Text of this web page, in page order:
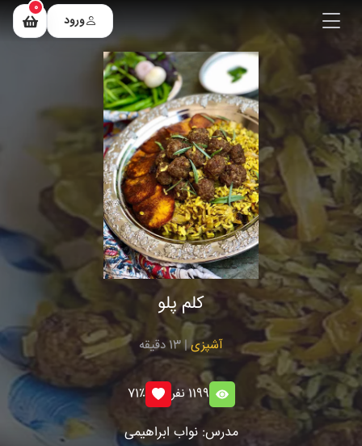
ورود
0
کلم پلو
آشپزی| 13 دقیقه
1199 نفر 71٪
مدرس: نواب ابراهیمی